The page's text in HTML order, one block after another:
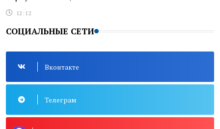
12:12
СОЦИАЛЬНЫЕ СЕТИ
Вконтакте
Телеграм